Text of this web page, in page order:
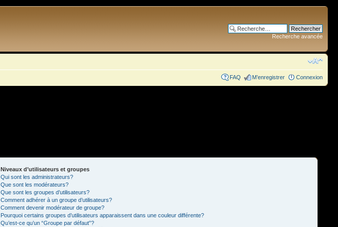
Recherche avancée
FAQ M’enregistrer Connexion
Niveaux d’utilisateurs et groupes
Qui sont les administrateurs?
Que sont les modérateurs?
Que sont les groupes d’utilisateurs?
Comment adhérer à un groupe d’utilisateurs?
Comment devenir modérateur de groupe?
Pourquoi certains groupes d’utilisateurs apparaissent dans une couleur différente?
Qu’est-ce qu’un “Groupe par défaut”?